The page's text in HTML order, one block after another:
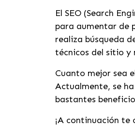
El SEO (Search
para aumentar de
realiza búsqueda
técnicos del sitio y
Cuanto mejor sea
Actualmente, se
bastantes
¡A continuación te